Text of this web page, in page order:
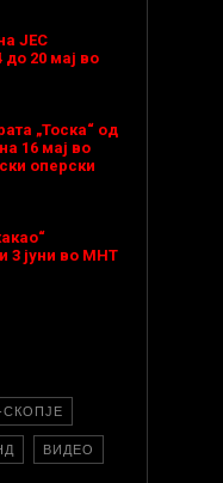
ЈЕС
20 мај во
„Тоска“ од
16 мај во
оперски
3 јуни во МНТ
ВИДЕО